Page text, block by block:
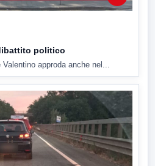
politico
approda anche nel...